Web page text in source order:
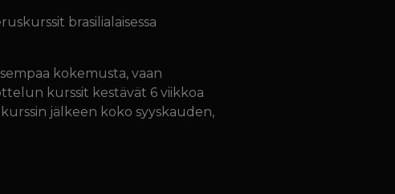
brasilialaisessa
kokemusta, vaan
kurssit kestävät 6 viikkoa
jälkeen koko syyskauden,